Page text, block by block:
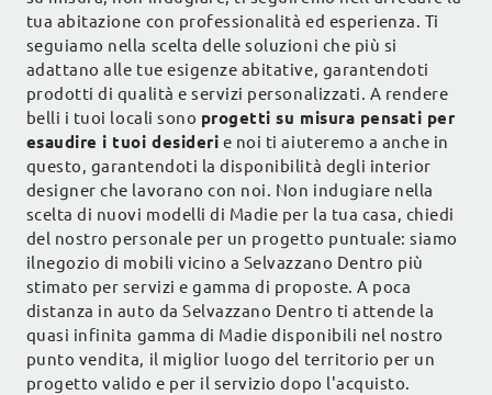
tua abitazione con professionalità ed esperienza. Ti
seguiamo nella scelta delle soluzioni che più si
adattano alle tue esigenze abitative, garantendoti
prodotti di qualità e servizi personalizzati. A rendere
belli i tuoi locali sono progetti su misura pensati per
esaudire i tuoi desideri e noi ti aiuteremo a anche in
questo, garantendoti la disponibilità degli interior
designer che lavorano con noi. Non indugiare nella
scelta di nuovi modelli di Madie per la tua casa, chiedi
del nostro personale per un progetto puntuale: siamo
ilnegozio di mobili vicino a Selvazzano Dentro più
stimato per servizi e gamma di proposte. A poca
distanza in auto da Selvazzano Dentro ti attende la
quasi infinita gamma di Madie disponibili nel nostro
punto vendita, il miglior luogo del territorio per un
progetto valido e per il servizio dopo l'acquisto.